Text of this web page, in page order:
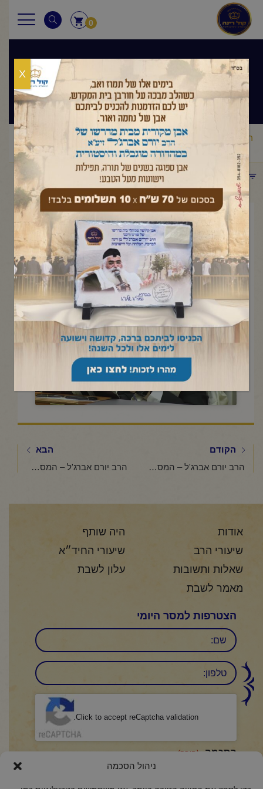
ניהול הסכמה
0
שיעורי הרב
ראשי שיעורי הרב /מסר יומי/הרב יורם אברג'ל – המסר היומי –
תחשוב טוב יהיה טוב –ז' טבת תשפ"ה
תפריט קטגוריות
הרב יורם אברג'ל – המסר היומי –
תחשוב טוב יהיה טוב –ז' טבת
תשפ"ה
ינואר 7, 2025
Click to accept marketing cookies and
enable this content
הקודם
הרב יורם אברג'ל – המסר היומי – הרב מגן עליך –ו' טבת תשפ"ה
הבא
הרב יורם אברג'ל – המסר היומי -מעלת י' בטבת – ח' טבת תשפ"ה
אודות
היה שותף
שיעורי הרב
שיעורי החיד״א
שאלות ותשובות
עלון לשבת
מאמר לשבת
הצטרפות למסר היומי
שם
טלפון:
Click to accept reCaptcha validation.
הסכמה (חובה)
אני מאשר/ת כי קראתי והבנתי את
X